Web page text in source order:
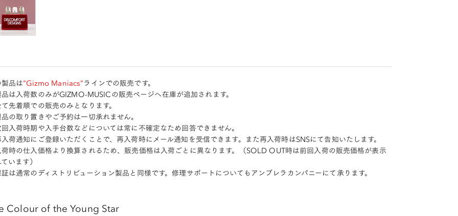
製品は”Gizmo Maniacs”ラインでの販売です。
品は入荷数のみがGIZMO-MUSICの販売ページへ在庫が追加されます。
て先着順での販売のみとなります。
品の取り置きやご予約は一切承れません。
回入荷時期や入手台数などについては常に不確定なため回答できません。
入荷通知にご登録いただくことで、再入荷時にメール通知を受信できます。また再入荷時はSNSにて告知いたします。
荷時の仕入価格より換算されるため、販売価格は入荷ごとに異なります。（SOLD OUT時は前回入荷の販売価格が表示
います）
証は通常のディストリビューション製品と同様です。修理サポートについてもアンブレラカンパニーにて承ります。
Colour of the Young Star